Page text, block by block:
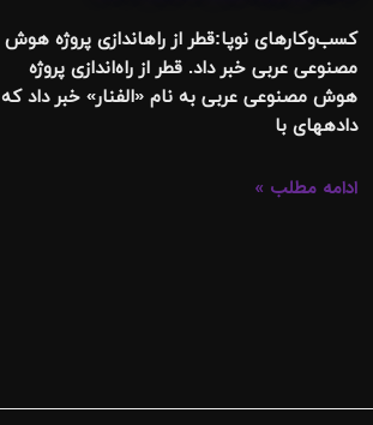
کسب‌وکارهای نوپا:قطر از راه‎اندازی پروژه هوش
مصنوعی عربی خبر داد. قطر از راه‌اندازی پروژه
هوش مصنوعی عربی به نام «الفنار» خبر داد که
داده‎های با
ادامه مطلب »